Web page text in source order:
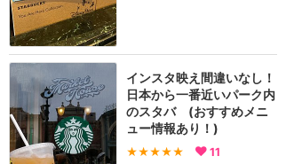
インスタ映え間違いなし！
日本から一番近いパーク内
のスタバ (おすすめメニ
ュー情報あり！)
★★★★★ 11